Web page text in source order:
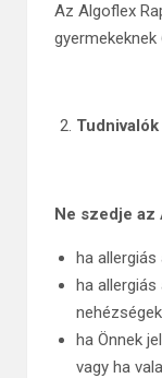
Az Algoflex
Ne szedje az
ha
ha
ha Önnek
vagy ha